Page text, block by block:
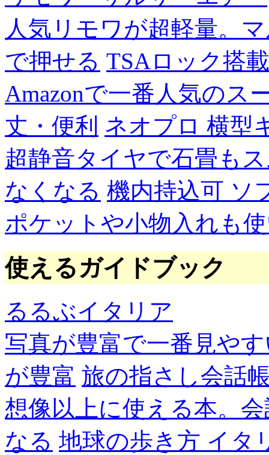
人気リモワが超軽量。
で押せる TSAロック搭
Amazonで一番人気のス
丈・便利 ネオプロ 横型
超静音タイヤで石畳も
なくなる 機内持込可 ソ
ポケットや小物入れも
使えるガイドブック
るるぶイタリア
写真が豊富で一番見や
が豊富 旅の指さし会話
想像以上に使える本。
なる 地球の歩き方 イタ